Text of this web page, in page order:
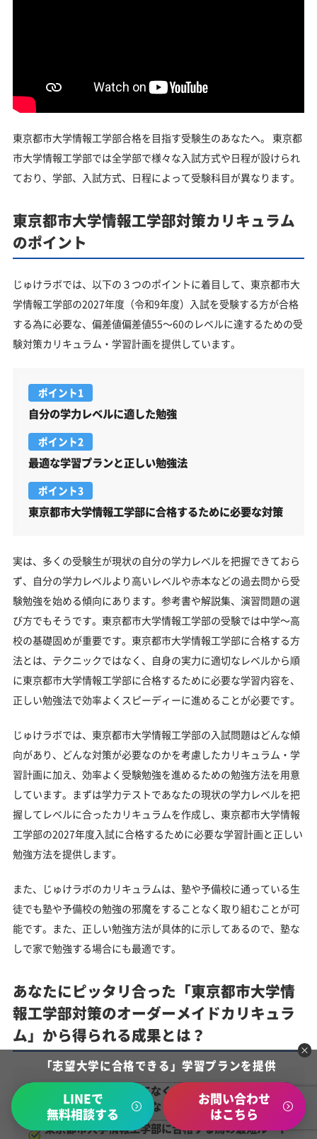
東京都市大学情報工学部合格を目指す受験生のあなたへ。 東京都
市大学情報工学部では全学部で様々な入試方式や日程が設けられ
ており、学部、入試方式、日程によって受験科目が異なります。
東京都市大学情報工学部対策カリキュラム
のポイント
じゅけラボでは、以下の３つのポイントに着目して、東京都市大
学情報工学部の2027年度（令和9年度）入試を受験する方が合格
する為に必要な、偏差値偏差値55～60のレベルに達するための受
験対策カリキュラム・学習計画を提供しています。
ポイント1
自分の学力レベルに適した勉強
ポイント2
最適な学習プランと正しい勉強法
ポイント3
東京都市大学情報工学部に合格するために必要な対策
実は、多くの受験生が現状の自分の学力レベルを把握できておら
ず、自分の学力レベルより高いレベルや赤本などの過去問から受
験勉強を始める傾向にあります。参考書や解説集、演習問題の選
び方でもそうです。東京都市大学情報工学部の受験では中学～高
校の基礎固めが重要です。東京都市大学情報工学部に合格する方
法とは、テクニックではなく、自身の実力に適切なレベルから順
に東京都市大学情報工学部に合格するために必要な学習内容を、
正しい勉強法で効率よくスピーディーに進めることが必要です。
じゅけラボでは、東京都市大学情報工学部の入試問題はどんな傾
向があり、どんな対策が必要なのかを考慮したカリキュラム・学
習計画に加え、効率よく受験勉強を進めるための勉強方法を用意
しています。まずは学力テストであなたの現状の学力レベルを把
握してレベルに合ったカリキュラムを作成し、東京都市大学情報
工学部の2027年度入試に合格するために必要な学習計画と正しい
勉強方法を提供します。
また、じゅけラボのカリキュラムは、塾や予備校に通っている生
徒でも塾や予備校の勉強の邪魔をすることなく取り組むことが可
能です。また、正しい勉強方法が具体的に示してあるので、塾な
しで家で勉強する場合にも最適です。
あなたにピッタリ合った「東京都市大学情
報工学部対策のオーダーメイドカリキュラ
ム」から得られる成果とは？
学習計画を自分で立てなくていいから勉強する事だ
けに集中できるようになります
東京都市大学情報工学部に合格する為の最短ルート
「志望大学に合格できる」学習プランを提供
LINEで
無料相談する
お問い合わせ
はこちら